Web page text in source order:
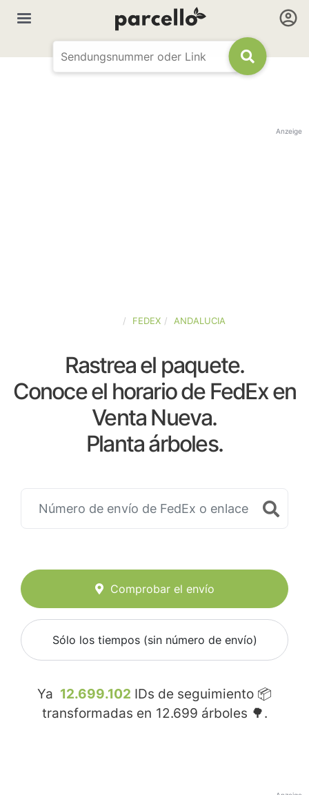
Anzeige
FEDEX ANDALUCIA
Rastrea el paquete.
Conoce el horario de FedEx en
Venta Nueva.
Planta árboles.
Comprobar el envío
Sólo los tiempos (sin número de envío)
Ya 12.699.102 IDs de seguimiento 📦
transformadas en 12.699 árboles 🌳.